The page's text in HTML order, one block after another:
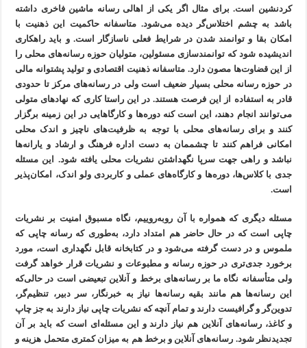
کردنشین است. برای مثال اگر یکی از اهالی رسانه ماشین فاخری داشته
باشد به چشم اختلاس‌گر دیده می‌شود. متاسفانه حاکمیت این ذهنیت با
امکان بقا و توانمند شدن در شرایط فعلی ناسازگار است. و باید راهکاری
اندیشیده شود که توانمندسازی مسئولین، متولیان حوزه رسانه‌های محلی را
از این قضاوت‌ها مصون دارد. متاسفانه ذهنیت اقتصادی و تولید پشتوانه مالی
در حوزه رسانه‌ محلی بسیار ضعیف است ولی در رسانه‌های مرکز تا حدودی
قادر به استفاده از این فرصت هستند. در این راستا کاری که نهادهای متولی
می‌توانند انجام دهند، این است کنه دوره‌ها و کارگاهایی در این زمینه برگزار
کنند و برای رسانه‌های محلی با توجه به ظرفیت‌های ناچیز و اندک محلی
امکانی فراهم کنند تا چشممان به دست اداره فرهنگ و ارشاد و یارانه‌ها
نباشد و راهی جهت سرپا نگهداشتن نشریات محلی یافته شود. این مسئله
جدی با کلاس‌ها، دوره‌ها و کارگاه‌های عملی و کاربردی ولو اندک، امکان‌پذیر
است.
مسئله دیگری که همواره با آن روبه‌روییم، نگاه مسبوق امنیت بر نشریات
چاپی است که در حال حاضر هم امتداد دارد، به‌طوری که رسانه چاپی که
ملموس و در دست گرفته می‌شود و در کتابخانه قابل نگهداری است، مورد
برخورد جدی‌تری در حوزه رسانه و مطبوعات و نشریات قرار خواهد گرفت
ولی متأسفانه نگاه ما بر رسانه‌های برخط و آنلاین تبعیضی است در حالی‌که
این رسانه‌ها هم مانند بقیه رسانه‌ها نیاز به خبرنگار، سر دبیر، تنظیم‌گر،
تدوین‌گر و گرافیست دارند و تمام آنچه که نشریات چاپی نیاز دارند به جز چاپ
و کاغذ، رسانه‌های آنلاین هم نیاز دارند و این مسئله‌ای است که باید بر آن
تجدیدنظر شود. رسانه‌های آنلاین و برخط هم به میزان کمتری متحمل هزینه و